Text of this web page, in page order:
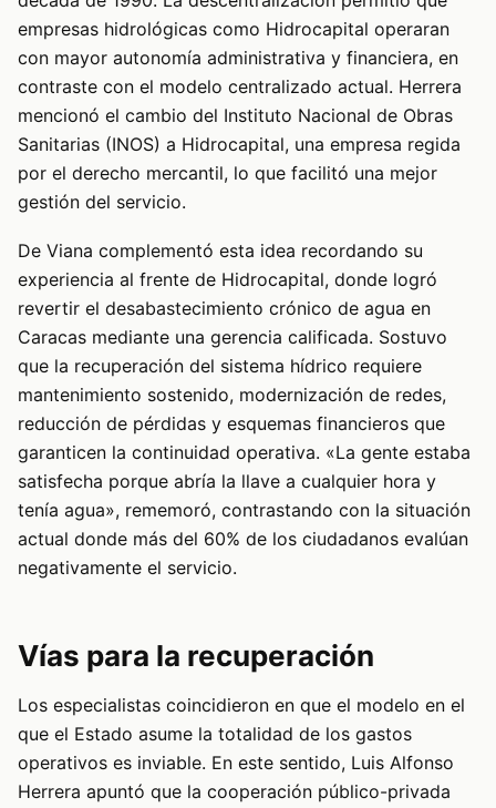
empresas hidrológicas como Hidrocapital operaran
con mayor autonomía administrativa y financiera, en
contraste con el modelo centralizado actual. Herrera
mencionó el cambio del Instituto Nacional de Obras
Sanitarias (INOS) a Hidrocapital, una empresa regida
por el derecho mercantil, lo que facilitó una mejor
gestión del servicio.
De Viana complementó esta idea recordando su
experiencia al frente de Hidrocapital, donde logró
revertir el desabastecimiento crónico de agua en
Caracas mediante una gerencia calificada. Sostuvo
que la recuperación del sistema hídrico requiere
mantenimiento sostenido, modernización de redes,
reducción de pérdidas y esquemas financieros que
garanticen la continuidad operativa. «La gente estaba
satisfecha porque abría la llave a cualquier hora y
tenía agua», rememoró, contrastando con la situación
actual donde más del 60% de los ciudadanos evalúan
negativamente el servicio.
Vías para la recuperación
Los especialistas coincidieron en que el modelo en el
que el Estado asume la totalidad de los gastos
operativos es inviable. En este sentido, Luis Alfonso
Herrera apuntó que la cooperación público-privada